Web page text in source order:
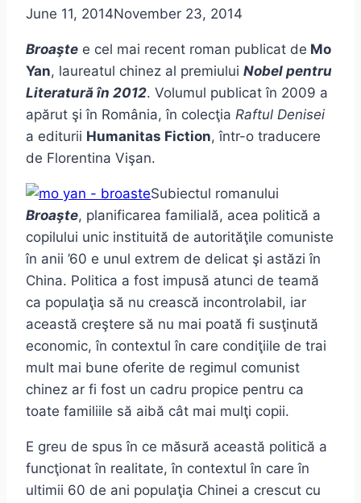
June 11, 2014November 23, 2014
Broaşte e cel mai recent roman publicat de Mo
Yan, laureatul chinez al premiului Nobel pentru
Literatură în 2012. Volumul publicat în 2009 a
apărut şi în România, în colecţia Raftul Denisei
a editurii Humanitas Fiction, într-o traducere
de Florentina Vişan.
Subiectul romanului
Broaşte, planificarea familială, acea politică a
copilului unic instituită de autorităţile comuniste
în anii ’60 e unul extrem de delicat şi astăzi în
China. Politica a fost impusă atunci de teamă
ca populaţia să nu crească incontrolabil, iar
această creştere să nu mai poată fi susţinută
economic, în contextul în care condiţiile de trai
mult mai bune oferite de regimul comunist
chinez ar fi fost un cadru propice pentru ca
toate familiile să aibă cât mai mulţi copii.
E greu de spus în ce măsură această politică a
funcţionat în realitate, în contextul în care în
ultimii 60 de ani populaţia Chinei a crescut cu